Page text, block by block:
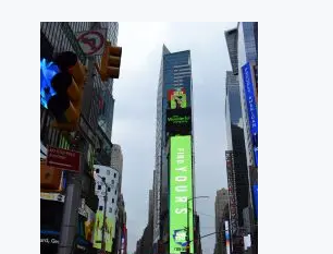
Visitas a los ateliers o talleres de artistas
Presse
Qué dicen de nosotros?
Aviso legal
Política de cookies